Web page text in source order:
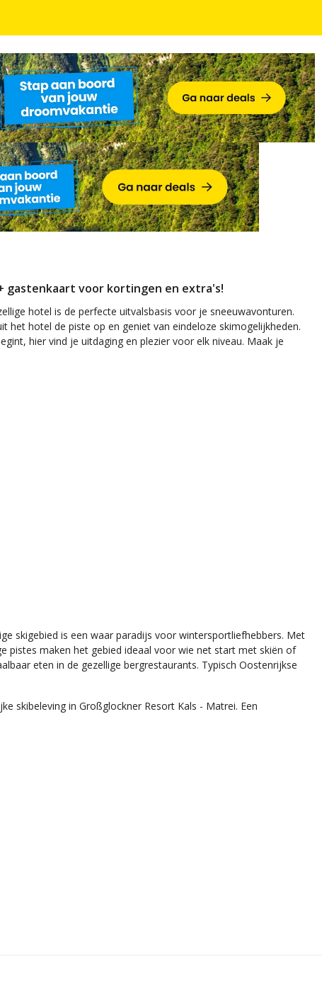
gastenkaart voor kortingen en extra's!
hotel is de perfecte uitvalsbasis voor je sneeuwavonturen.
het hotel de piste op en geniet van eindeloze skimogelijkheden.
hier vind je uitdaging en plezier voor elk niveau. Maak je
skigebied is een waar paradijs voor wintersportliefhebbers. Met
pistes maken het gebied ideaal voor wie net start met skiën of
eten in de gezellige bergrestaurants. Typisch Oostenrijkse
skibeleving in Großglockner Resort Kals - Matrei. Een